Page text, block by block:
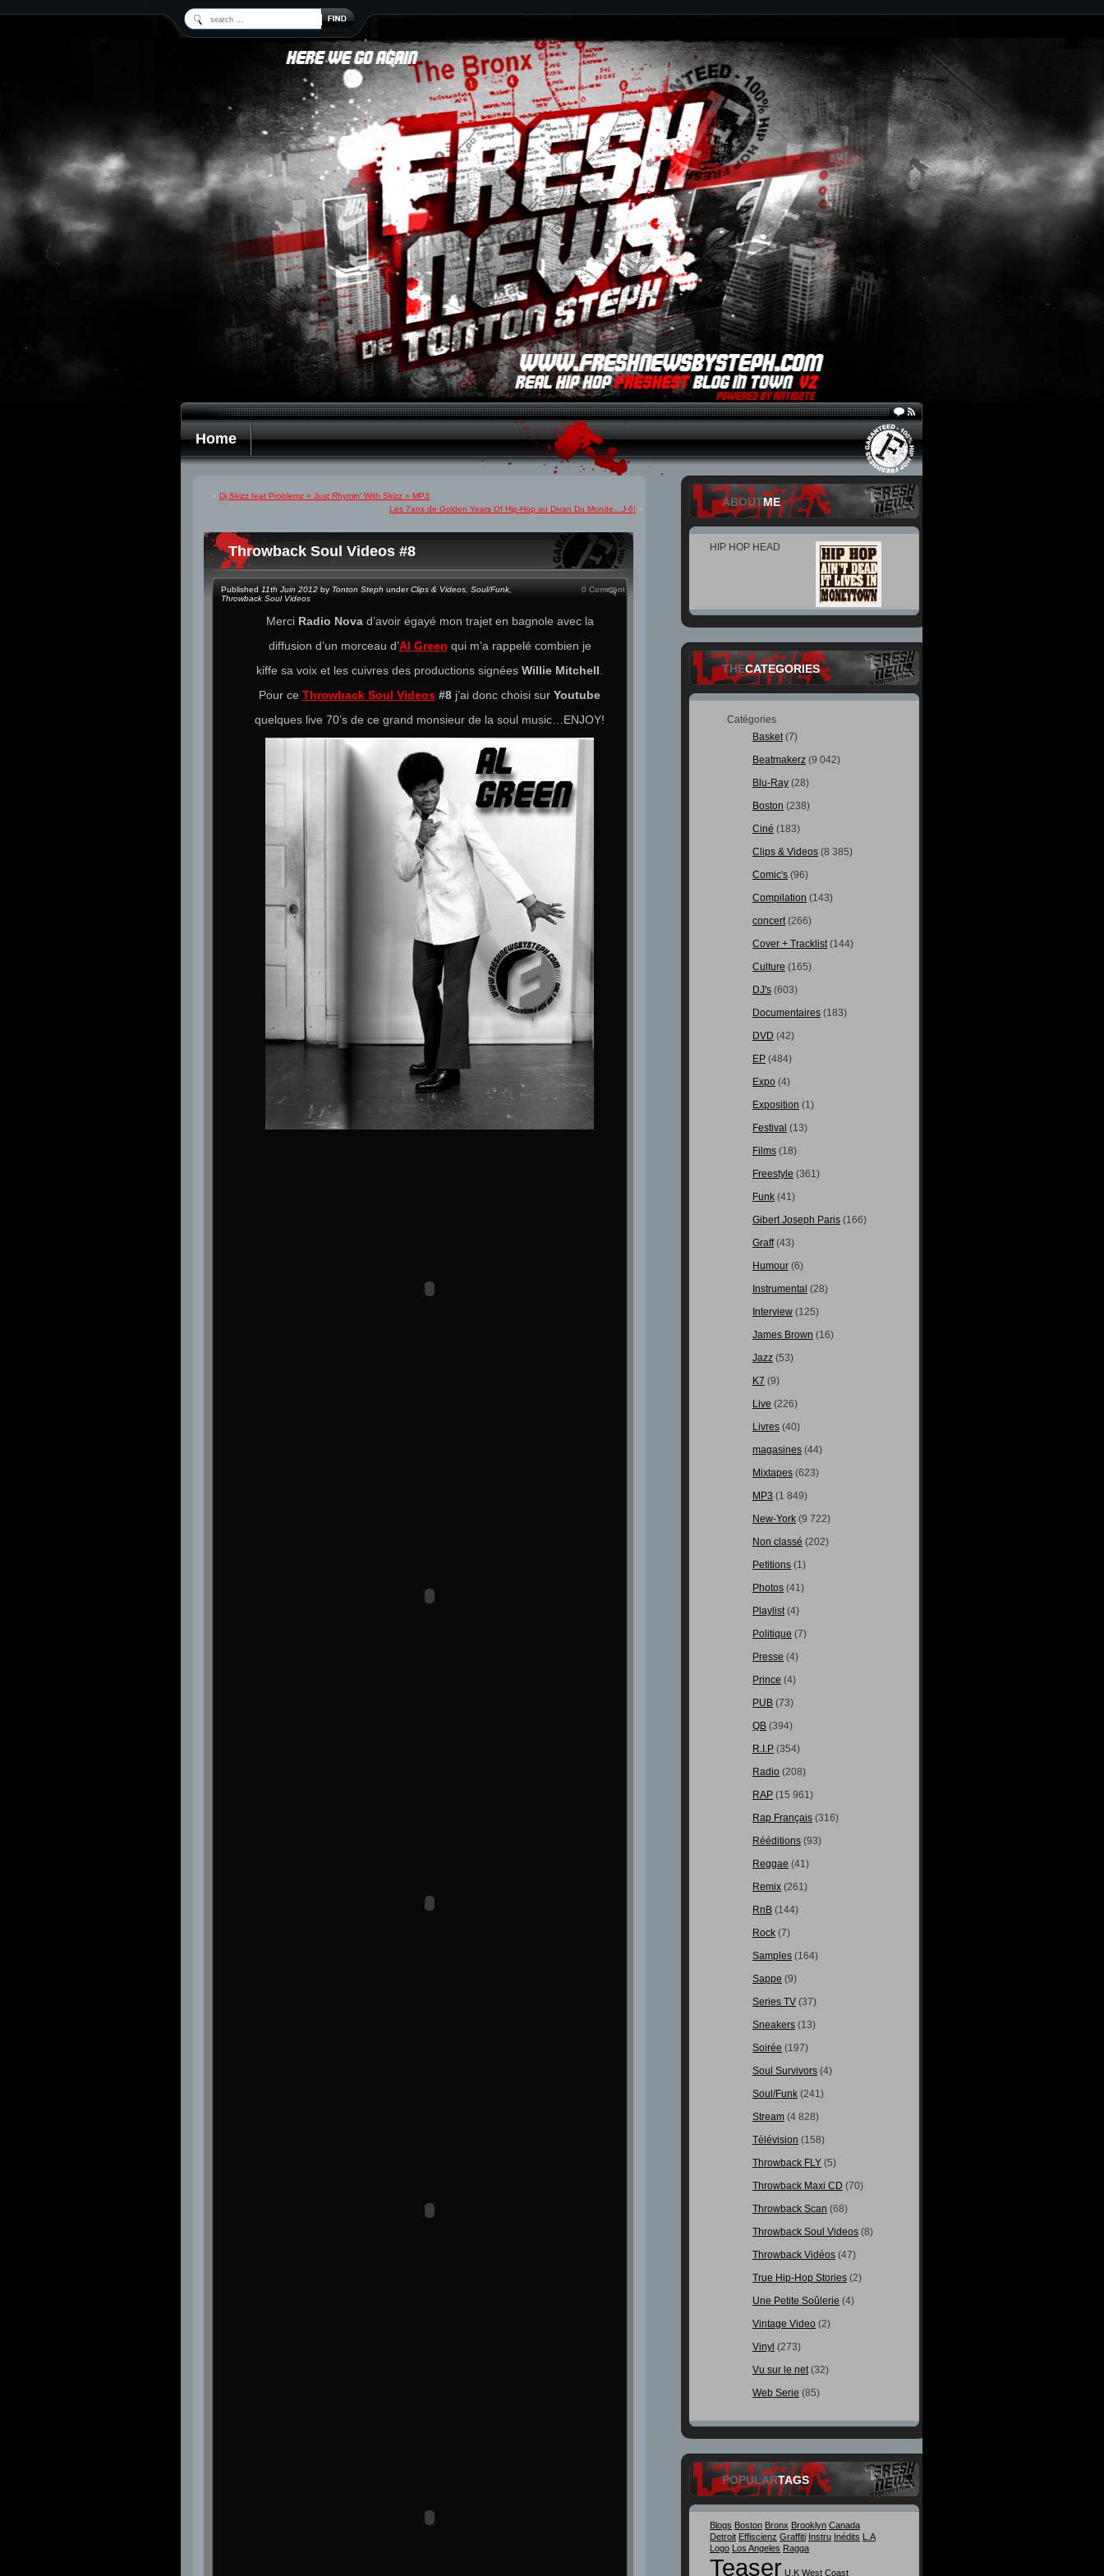
Home
« Dj Skizz feat Problemz « Just Rhymin’ With Skizz » MP3
Les 7ans de Golden Years Of Hip-Hop au Divan Du Monde…J-6! »
Throwback Soul Videos #8
Published 11th Juin 2012 by Tonton Steph underClips & Videos Soul/Funk
Throwback Soul Videos
0 Comment
Merci Radio Novad’avoir égayé mon trajet en bagnole avec la
diffusion d’un morceau d’Al Green qui m’a rappelé combien je
kiffe sa voix et les cuivres des productions signées Willie Mitchell
Pour ce Throwback Soul Videos #8 j’ai donc choisi sur Youtube
quelques live 70’s de ce grand monsieur de la soul music…ENJOY!
ABOUTME
HIP HOP HEAD
THECATEGORIES
Catégories
Basket(7)
Beatmakerz (9 042)
Blu-Ray (28)
Boston (238)
Ciné (183)
Clips & Videos (8 385)
Comic's (96)
Compilation (143)
concert(266)
Cover + Tracklist(144)
Culture (165)
DJ's (603)
Documentaires (183)
DVD (42)
EP (484)
Expo (4)
Exposition (1)
Festival (13)
Films (18)
Freestyle (361)
Funk (41)
Gibert Joseph Paris (166)
Graff(43)
Humour (6)
Instrumental (28)
Interview (125)
James Brown (16)
Jazz (53)
K7 (9)
Live (226)
Livres (40)
magasines (44)
Mixtapes (623)
MP3 (1 849)
New-York (9 722)
Non classé (202)
Petitions (1)
Photos (41)
Playlist(4)
Politique (7)
Presse (4)
Prince (4)
PUB (73)
QB (394)
R.I.P (354)
Radio (208)
RAP (15 961)
Rap Français (316)
Rééditions (93)
Reggae (41)
Remix (261)
RnB (144)
Rock (7)
Samples (164)
Sappe (9)
Series TV (37)
Sneakers (13)
Soirée (197)
Soul Survivors (4)
Soul/Funk (241)
Stream (4 828)
Télévision (158)
Throwback FLY (5)
Throwback Maxi CD (70)
Throwback Scan (68)
Throwback Soul Videos (8)
Throwback Vidéos (47)
True Hip-Hop Stories (2)
Une Petite Soûlerie (4)
Vintage Video (2)
Vinyl (273)
Vu sur le net(32)
Web Serie (85)
POPULARTAGS
Blogs Boston Bronx Brooklyn Canada
Detroit Effiscienz Graffiti Instru Inédits L.A
Logo Los Angeles Ragga
Teaser U.K West Coast